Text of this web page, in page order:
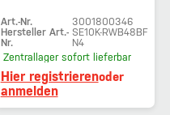
Art.-Nr.
3001800346
Hersteller Art.-
Nr.
SE10K-RWB48BF
N4
Zentrallager sofort lieferbar
Hier registrierenoder
anmelden